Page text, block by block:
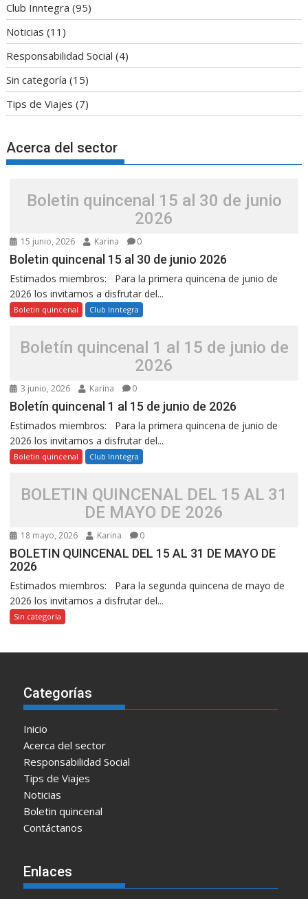
Club Inntegra (95)
Noticias (11)
Responsabilidad Social (4)
Sin categoría (15)
Tips de Viajes (7)
Acerca del sector
Boletin quincenal 15 al 30 de junio
2026
15 junio, 2026 Karina 0
Boletin quincenal 15 al 30 de junio 2026
Estimados miembros: Para la primera quincena de junio de
2026 los invitamos a disfrutar del...
Boletin quincenal Club Inntegra
Boletín quincenal 1 al 15 de junio de
2026
3 junio, 2026 Karina 0
Boletín quincenal 1 al 15 de junio de 2026
Estimados miembros: Para la primera quincena de junio de
2026 los invitamos a disfrutar del...
Boletin quincenal Club Inntegra
BOLETIN QUINCENAL DEL 15 AL 31
DE MAYO DE 2026
18 mayo, 2026 Karina 0
BOLETIN QUINCENAL DEL 15 AL 31 DE MAYO DE
2026
Estimados miembros: Para la segunda quincena de mayo de
2026 los invitamos a disfrutar del...
Sin categoría
Categorías
Inicio
Acerca del sector
Responsabilidad Social
Tips de Viajes
Noticias
Boletin quincenal
Contáctanos
Enlaces